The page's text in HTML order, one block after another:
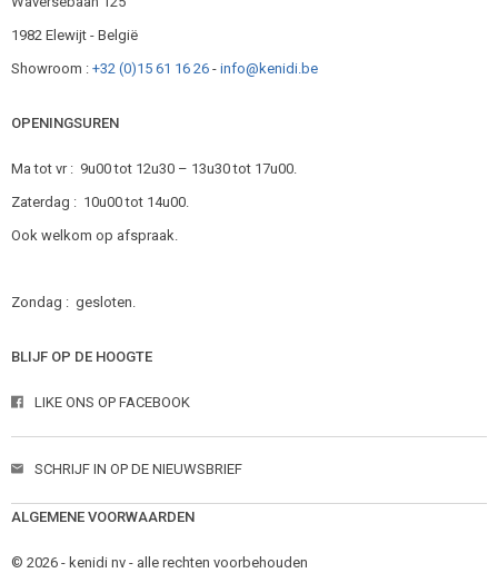
1982 Elewijt - België
Showroom : +32 (0)15 61 16 26 - info@kenidi.be
OPENINGSUREN
Ma tot vr : 9u00 tot 12u30 – 13u30 tot 17u00.
Zaterdag : 10u00 tot 14u00.
Ook welkom op afspraak.
Zondag : gesloten.
BLIJF OP DE HOOGTE
LIKE ONS OP FACEBOOK
SCHRIJF IN OP DE NIEUWSBRIEF
ALGEMENE VOORWAARDEN
© 2026 - kenidi nv - alle rechten voorbehouden